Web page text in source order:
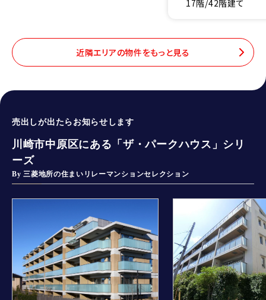
17階/42階建て
近隣エリアの物件をもっと見る
売出しが出たらお知らせします
川崎市中原区にある「ザ・パークハウス」シリ
ーズ
By 三菱地所の住まいリレーマンションセレクション